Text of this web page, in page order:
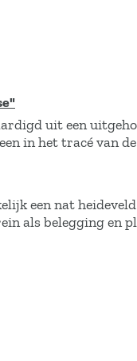
uit een
in het tracé van
een nat
als belegging en